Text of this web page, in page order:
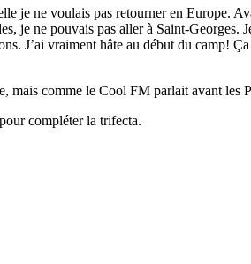
je ne voulais pas retourner en Europe.
je ne pouvais pas aller à Saint-Georges.
J’ai vraiment hâte au début du camp!
mais comme le Cool FM parlait avant les
compléter la trifecta.